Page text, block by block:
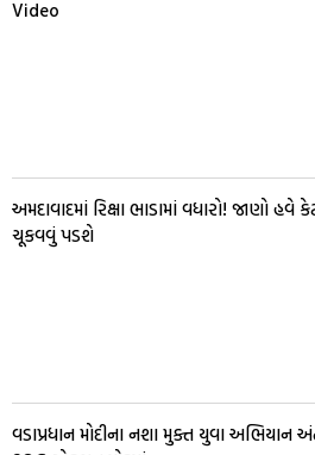
Video
અમદાવાદમાં રિક્ષા ભાડામાં વધારો! જાણો હવે
ચૂકવવું પડશે
વડાપ્રધાન મોદીના નશા મુક્ત યુવા